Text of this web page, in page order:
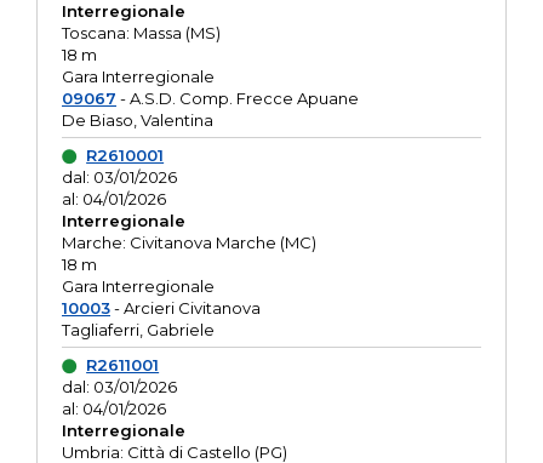
Interregionale
Toscana: Massa (MS)
18 m
Gara Interregionale
09067 - A.S.D. Comp. Frecce Apuane
De Biaso, Valentina
R2610001
dal: 03/01/2026
al: 04/01/2026
Interregionale
Marche: Civitanova Marche (MC)
18 m
Gara Interregionale
10003- Arcieri Civitanova
Tagliaferri, Gabriele
R2611001
dal: 03/01/2026
al: 04/01/2026
Interregionale
Umbria: Città di Castello (PG)